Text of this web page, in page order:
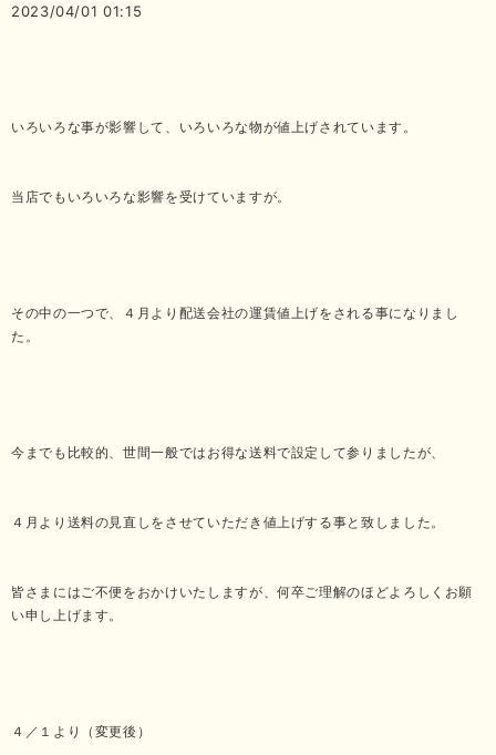
2023/04/01 01:15
いろいろな事が影響して、いろいろな物が値上げされています。
当店でもいろいろな影響を受けていますが。
その中の一つで、４月より配送会社の運賃値上げをされる事になりまし
た。
今までも比較的、世間一般ではお得な送料で設定して参りましたが、
４月より送料の見直しをさせていただき値上げする事と致しました。
皆さまにはご不便をおかけいたしますが、何卒ご理解のほどよろしくお願
い申し上げます。
４／１より（変更後）